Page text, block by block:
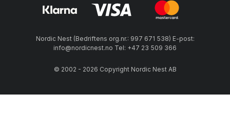
Nordic Nest (Bedriftens org.nr.: 997 671 538) E-post:
info@nordicnest.no Tel: +47 23 509 366
© 2002 - 2026 Copyright Nordic Nest AB